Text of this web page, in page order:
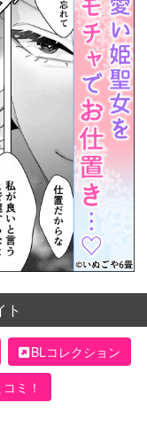
ト
BLコレクション
ミ！